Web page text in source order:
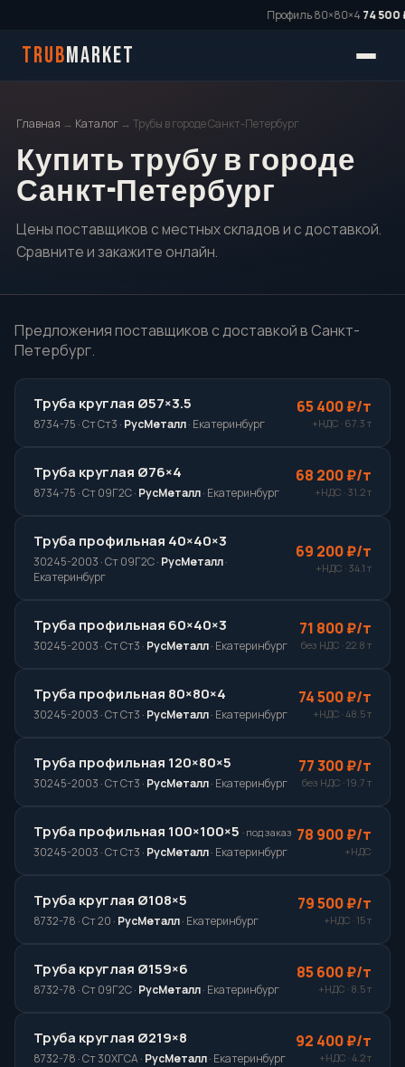
Профиль 80×80×474 500
TRUBMARKET
Главная → Каталог → Трубы в городе Санкт-Петербург
Купить трубу в городе
Санкт-Петербург
Цены поставщиков с местных складов и с доставкой.
Сравните и закажите онлайн.
Предложения поставщиков с доставкой в Санкт-
Петербург.
Труба круглая Ø57×3.5
8734-75 · Ст Ст3 · РусМеталл· Екатеринбург
65 400 ₽/т
+НДС · 67.3 т
Труба круглая Ø76×4
8734-75 · Ст 09Г2С · РусМеталл· Екатеринбург
68 200 ₽/т
+НДС · 31.2 т
Труба профильная 40×40×3
30245-2003 · Ст 09Г2С · РусМеталл·
Екатеринбург
69 200 ₽/т
+НДС · 34.1 т
Труба профильная 60×40×3
30245-2003 · Ст Ст3 · РусМеталл· Екатеринбург
71 800 ₽/т
без НДС · 22.8 т
Труба профильная 80×80×4
30245-2003 · Ст Ст3 · РусМеталл· Екатеринбург
74 500 ₽/т
+НДС · 48.5 т
Труба профильная 120×80×5
30245-2003 · Ст Ст3 · РусМеталл· Екатеринбург
77 300 ₽/т
без НДС · 19.7 т
Труба профильная 100×100×5 · под заказ
30245-2003 · Ст Ст3 · РусМеталл· Екатеринбург
78 900 ₽/т
+НДС
Труба круглая Ø108×5
8732-78 · Ст 20 · РусМеталл· Екатеринбург
79 500 ₽/т
+НДС · 15 т
Труба круглая Ø159×6
8732-78 · Ст 09Г2С · РусМеталл· Екатеринбург
85 600 ₽/т
+НДС · 8.5 т
Труба круглая Ø219×8
8732-78 · Ст 30ХГСА · РусМеталл· Екатеринбург
92 400 ₽/т
+НДС · 4.2 т